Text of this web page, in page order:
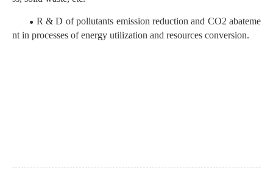
● R & D of pollutants emission reduction and CO2 abateme
nt in processes of energy utilization and resources conversion.